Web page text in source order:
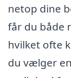
netop dine
får du både
hvilket ofte
du vælger